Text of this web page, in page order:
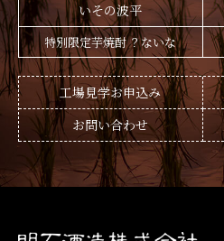
いその波平
特別限定芋焼酎 ？ないな
工場見学お申込み
お問い合わせ